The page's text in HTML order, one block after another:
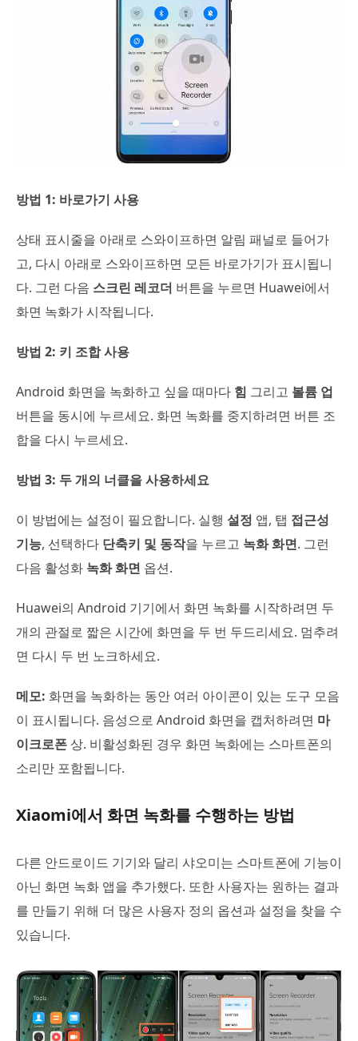
방법 1: 바로가기 사용
상태 표시줄을 아래로 스와이프하면 알림 패널로 들어가
고, 다시 아래로 스와이프하면 모든 바로가기가 표시됩니
다. 그런 다음 스크린 레코더 버튼을 누르면 Huawei에서
화면 녹화가 시작됩니다.
방법 2: 키 조합 사용
Android 화면을 녹화하고 싶을 때마다 힘 그리고 볼륨 업
버튼을 동시에 누르세요. 화면 녹화를 중지하려면 버튼 조
합을 다시 누르세요.
방법 3: 두 개의 너클을 사용하세요
이 방법에는 설정이 필요합니다. 실행 설정 앱, 탭 접근성
기능, 선택하다 단축키 및 동작을 누르고 녹화 화면. 그런
다음 활성화 녹화 화면 옵션.
Huawei의 Android 기기에서 화면 녹화를 시작하려면 두
개의 관절로 짧은 시간에 화면을 두 번 두드리세요. 멈추려
면 다시 두 번 노크하세요.
메모: 화면을 녹화하는 동안 여러 아이콘이 있는 도구 모음
이 표시됩니다. 음성으로 Android 화면을 캡처하려면 마
이크로폰 상. 비활성화된 경우 화면 녹화에는 스마트폰의
소리만 포함됩니다.
Xiaomi에서 화면 녹화를 수행하는 방법
다른 안드로이드 기기와 달리 샤오미는 스마트폰에 기능이
아닌 화면 녹화 앱을 추가했다. 또한 사용자는 원하는 결과
를 만들기 위해 더 많은 사용자 정의 옵션과 설정을 찾을 수
있습니다.